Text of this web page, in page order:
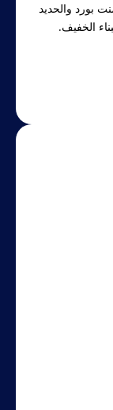
بورد والحديد
الخفيف.